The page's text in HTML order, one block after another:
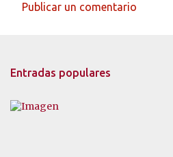
e
n
Publicar un comentario
Entradas populares